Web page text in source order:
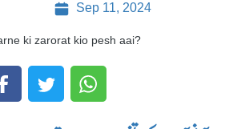
Sep 11, 2024
ki zarorat kio pesh aai?